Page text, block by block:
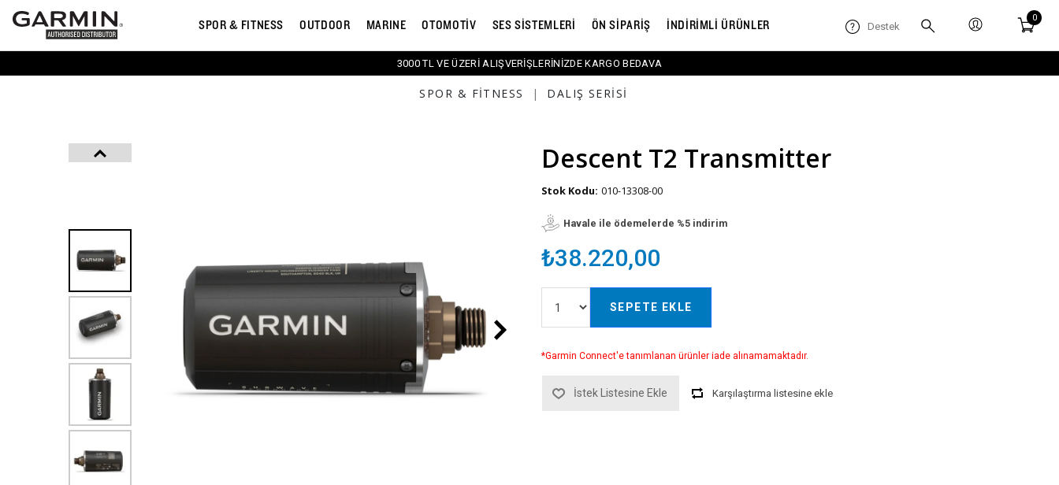
SPOR & FITNESS OUTDOOR MARINE OTOMOTİV SES SİSTEMLERİ ÖN SİPARİŞ İNDİRİMLİ ÜRÜNLER Destek
0
3000 TL VE ÜZERİ ALIŞVERİŞLERİNİZDE KARGO BEDAVA
SPOR & FITNESS | DALIŞ SERISI
Descent T2 Transmitter
Stok Kodu: 010-13308-00
Havale ile ödemelerde %5 indirim
₺38.220,00
SEPETE EKLE
*Garmin Connect'e tanımlanan ürünler iade alınamamaktadır.
İstek Listesine Ekle Karşılaştırma listesine ekle